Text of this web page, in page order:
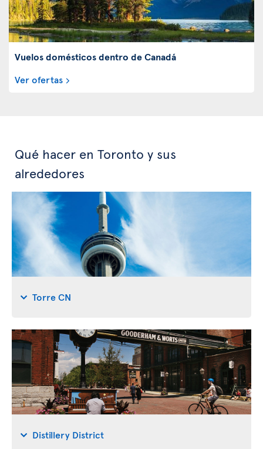
Vuelos domésticos dentro de Canadá
Ver ofertas
Qué hacer en Toronto y sus
alrededores
Torre CN
Distillery District